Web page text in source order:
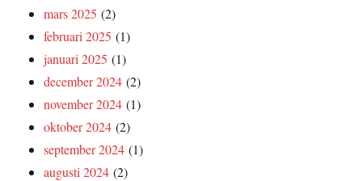
mars 2025 (2)
februari 2025 (1)
januari 2025 (1)
december 2024 (2)
november 2024 (1)
oktober 2024 (2)
september 2024 (1)
augusti 2024 (2)